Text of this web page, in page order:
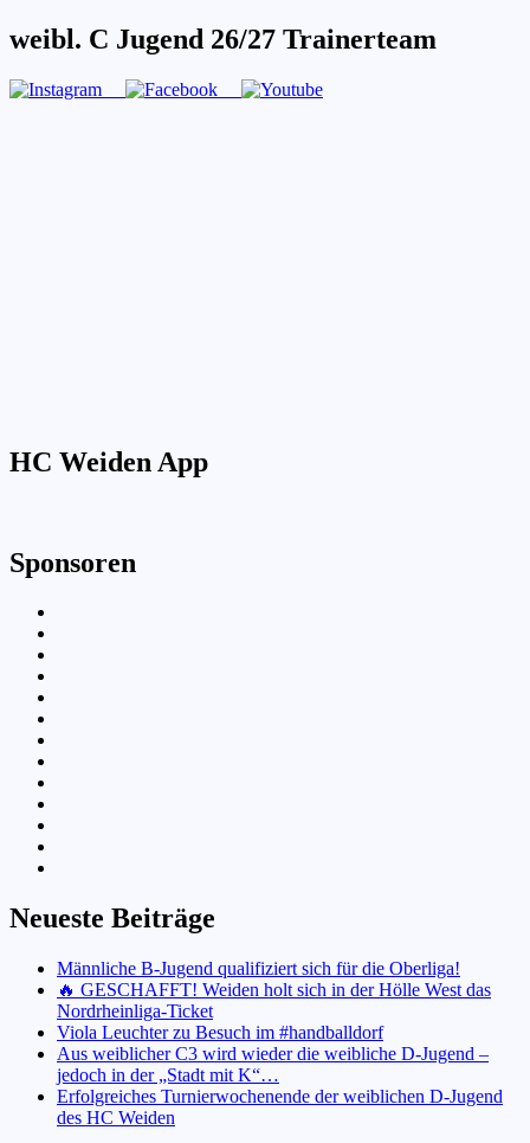
weibl. C Jugend 26/27 Trainerteam
HC Weiden App
Sponsoren
Neueste Beiträge
Männliche B-Jugend qualifiziert sich für die Oberliga!
🔥 GESCHAFFT! Weiden holt sich in der Hölle West das
Nordrheinliga-Ticket
Viola Leuchter zu Besuch im #handballdorf
Aus weiblicher C3 wird wieder die weibliche D-Jugend –
jedoch in der „Stadt mit K“…
Erfolgreiches Turnierwochenende der weiblichen D-Jugend
des HC Weiden